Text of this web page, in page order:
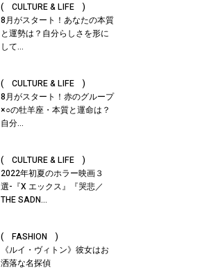
( CULTURE & LIFE )
8月がスタート！あなたの本質
と運勢は？自分らしさを形に
して...
( CULTURE & LIFE )
8月がスタート！赤のグループ
×○の牡羊座・本質と運命は？
自分...
( CULTURE & LIFE )
2022年初夏のホラー映画３
選-『X エックス』『哭悲／
THE SADN...
( FASHION )
《ルイ・ヴィトン》彼女はお
洒落な名探偵